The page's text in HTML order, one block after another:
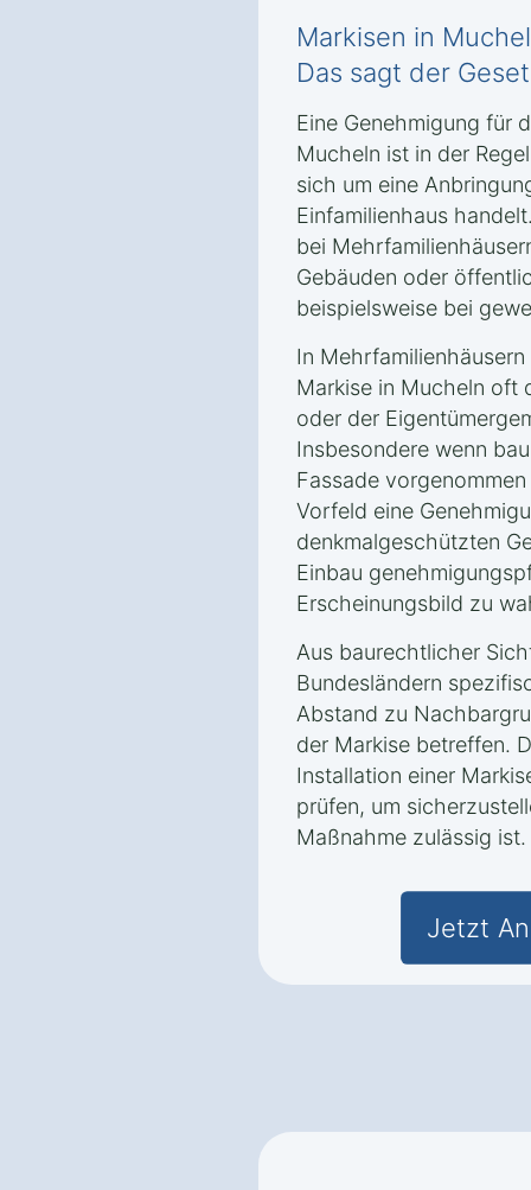
Markisen in
Das sagt der
Eine Genehmigung für
Mucheln ist in der
sich um eine
Einfamilienhaus
bei
Gebäuden oder
beispielsweise bei
In
Markise in Mucheln oft
oder der
Insbesondere wenn
Fassade
Vorfeld eine
denkmalgeschützten
Einbau
Erscheinungsbild zu
Aus baurechtlicher
Bundesländern
Abstand zu
der Markise betreffen.
Installation einer
prüfen, um
Maßnahme zulässig ist.
Jetzt